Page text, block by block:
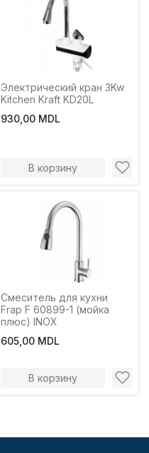
Электрический кран 3Kw
Kitchen Kraft KD20L
930,00 MDL
В корзину
Смеситель для кухни
Frap F 60899-1 (мойка
плюс) INOX
605,00 MDL
В корзину